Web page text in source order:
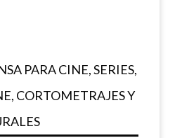
PARA CINE, SERIES,
CORTOMETRAJES Y